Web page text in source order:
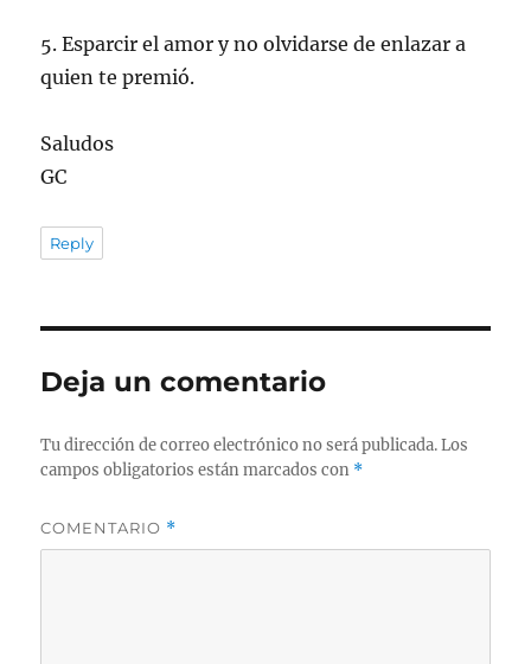
5. Esparcir el amor y no olvidarse de enlazar a
quien te premió.
Saludos
GC
Reply
Deja un comentario
Tu dirección de correo electrónico no será publicada. Los
campos obligatorios están marcados con *
COMENTARIO *